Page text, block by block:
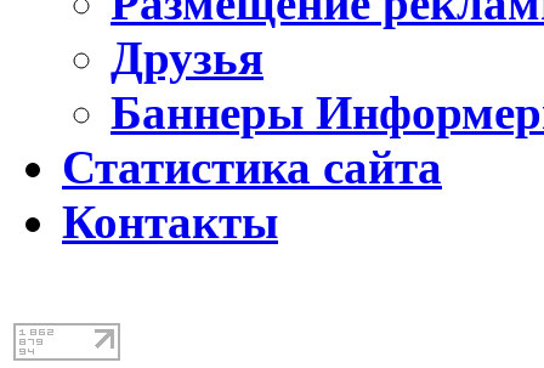
Друзья
Баннеры
Статистика сайта
Контакты